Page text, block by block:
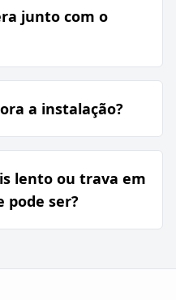
junto com o
a instalação?
lento ou trava em
pode ser?